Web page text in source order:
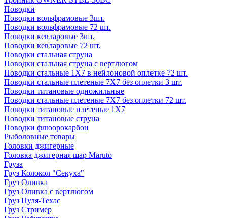
Поводки
Поводки вольфрамовые 3шт.
Поводки вольфрамовые 72 шт.
Поводки кевларовые 3шт.
Поводки кевларовые 72 шт.
Поводки стальная струна
Поводки стальная струна с вертлюгом
Поводки стальные 1X7 в нейлоновой оплетке 72 шт.
Поводки стальные плетеные 7X7 без оплетки 3 шт.
Поводки титановые одножильные
Поводки стальные плетеные 7X7 без оплетки 72 шт.
Поводки титановые плетеные 1X7
Поводки титановые струна
Поводки флюорокарбон
Рыболовные товары
Головки джигерные
Головка джигерная шар Maruto
Груза
Груз Колокол "Секуха"
Груз Оливка
Груз Оливка с вертлюгом
Груз Пуля-Техас
Груз Стример